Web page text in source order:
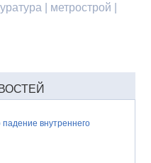
| метрострой |
внутреннего